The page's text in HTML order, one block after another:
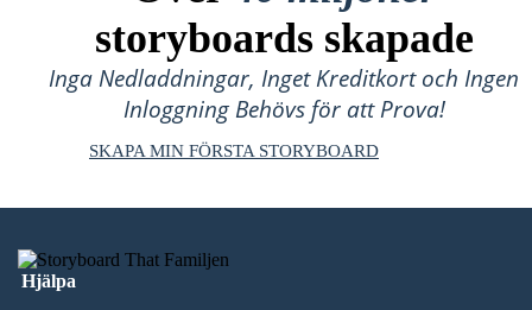
storyboards skapade
Inga Nedladdningar, Inget Kreditkort och Ingen
Inloggning Behövs för att Prova!
SKAPA MIN FÖRSTA STORYBOARD
Hjälpa